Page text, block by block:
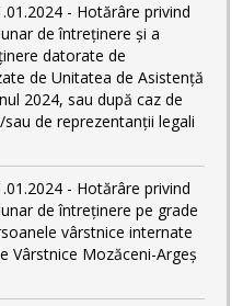
- Hotărâre privind
de întreținere și a
datorate de
de Unitatea de Asistență
2024, sau după caz de
de reprezentanții legali
- Hotărâre privind
de întreţinere pe grade
vârstnice internate
Vârstnice Mozăceni-Argeș